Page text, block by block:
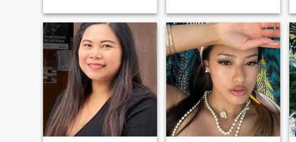
la danse, les fêtes, la marche
et plus encore.